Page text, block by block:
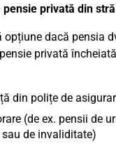
pensie privată din
opțiune dacă pensia
privată
din polițe de
(de ex. pensii de
de invaliditate)